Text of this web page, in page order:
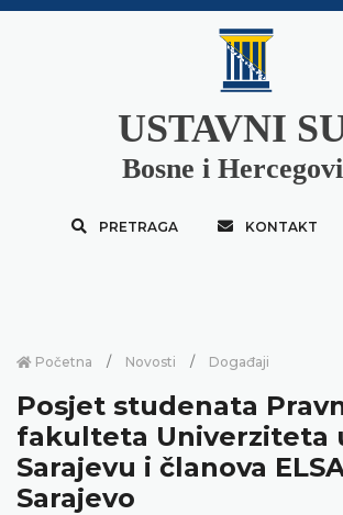
USTAVNI
Bosne i
PRETRAGA KONTAKT
Početna Novosti Događaji
Posjet studenata
fakulteta Univerziteta
Sarajevu i članova
Sarajevo